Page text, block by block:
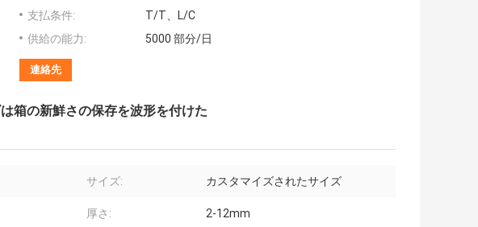
支払条件:
T/T、L/C
供給の能力:
5000 部分/日
連絡先
箱の新鮮さの保存を波形を付けた
サイズ: カスタマイズされたサイズ
厚さ: 2-12mm